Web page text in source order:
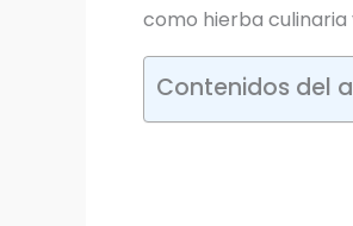
como hierba
Contenidos del